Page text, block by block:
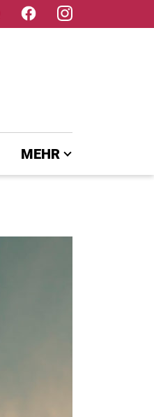
MEHR
×